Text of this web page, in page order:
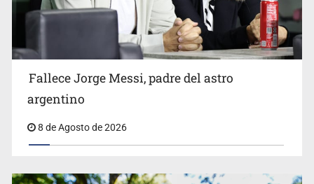
El Senado de EE.UU. confirma a Todd Blanche,
exabogado de Trump, como fiscal general
Fallece Jorge Messi, padre del astro
argentino
8 de Agosto de 2026